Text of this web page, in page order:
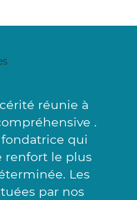
réunie à
.
qui
renfort le plus
Les
par nos